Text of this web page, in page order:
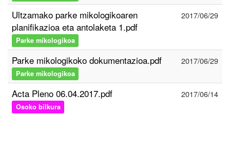
Ultzamako parke mikologikoaren
planifikazioa eta antolaketa 1.pdf
Parke mikologikoa
2017/06/29
Parke mikologikoko dokumentazioa.pdf
Parke mikologikoa
2017/06/29
Acta Pleno 06.04.2017.pdf
Osoko bilkura
2017/06/14